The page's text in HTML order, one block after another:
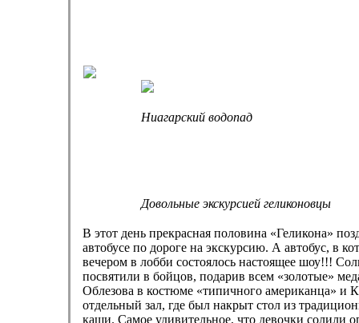
Ниагарский водопад
Довольные экскурсией геликоновцы
В этот день прекрасная половина «Геликона»
автобусе по дороге на экскурсию. А автобус, в
вечером в лобби состоялось настоящее шоу!!!
посвятили в бойцов, подарив всем «золотые»
Облезова в костюме «типичного американца» и
отдельный зал, где был накрыт стол из
каши. Самое удивительное, что девочки